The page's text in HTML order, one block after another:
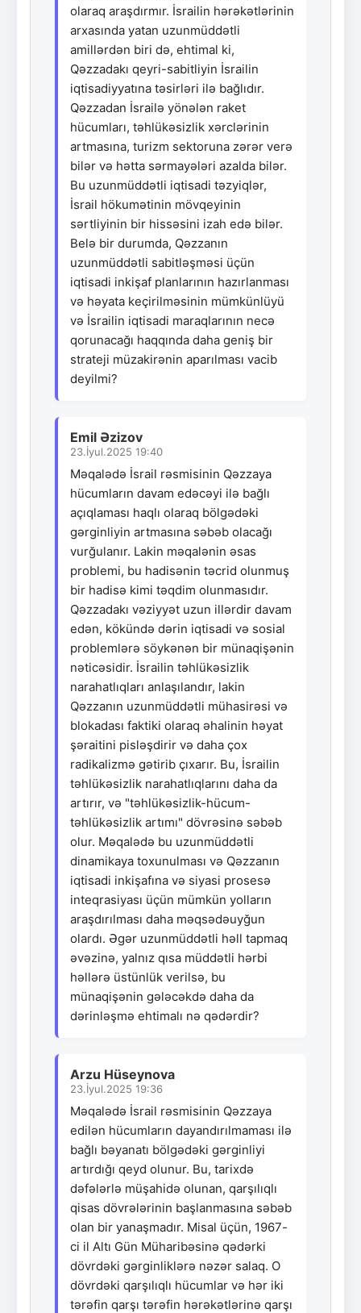
olaraq araşdırmır. İsrailin hərəkətlərinin
arxasında yatan uzunmüddətli
amillərdən biri də, ehtimal ki,
Qəzzadakı qeyri-sabitliyin İsrailin
iqtisadiyyatına təsirləri ilə bağlıdır.
Qəzzadan İsrailə yönələn raket
hücumları, təhlükəsizlik xərclərinin
artmasına, turizm sektoruna zərər verə
bilər və hətta sərmayələri azalda bilər.
Bu uzunmüddətli iqtisadi təzyiqlər,
İsrail hökumətinin mövqeyinin
sərtliyinin bir hissəsini izah edə bilər.
Belə bir durumda, Qəzzanın
uzunmüddətli sabitləşməsi üçün
iqtisadi inkişaf planlarının hazırlanması
və həyata keçirilməsinin mümkünlüyü
və İsrailin iqtisadi maraqlarının necə
qorunacağı haqqında daha geniş bir
strateji müzakirənin aparılması vacib
deyilmi?
Emil Əzizov
23.İyul.2025 19:40
Məqalədə İsrail rəsmisinin Qəzzaya
hücumların davam edəcəyi ilə bağlı
açıqlaması haqlı olaraq bölgədəki
gərginliyin artmasına səbəb olacağı
vurğulanır. Lakin məqalənin əsas
problemi, bu hadisənin təcrid olunmuş
bir hadisə kimi təqdim olunmasıdır.
Qəzzadakı vəziyyət uzun illərdir davam
edən, kökündə dərin iqtisadi və sosial
problemlərə söykənən bir münaqişənin
nəticəsidir. İsrailin təhlükəsizlik
narahatlıqları anlaşılandır, lakin
Qəzzanın uzunmüddətli mühasirəsi və
blokadası faktiki olaraq əhalinin həyat
şəraitini pisləşdirir və daha çox
radikalizmə gətirib çıxarır. Bu, İsrailin
təhlükəsizlik narahatlıqlarını daha da
artırır, və "təhlükəsizlik-hücum-
təhlükəsizlik artımı" dövrəsinə səbəb
olur. Məqalədə bu uzunmüddətli
dinamikaya toxunulması və Qəzzanın
iqtisadi inkişafına və siyasi prosesə
inteqrasiyası üçün mümkün yolların
araşdırılması daha məqsədəuyğun
olardı. Əgər uzunmüddətli həll tapmaq
əvəzinə, yalnız qısa müddətli hərbi
həllərə üstünlük verilsə, bu
münaqişənin gələcəkdə daha da
dərinləşmə ehtimalı nə qədərdir?
Arzu Hüseynova
23.İyul.2025 19:36
Məqalədə İsrail rəsmisinin Qəzzaya
edilən hücumların dayandırılmaması ilə
bağlı bəyanatı bölgədəki gərginliyi
artırdığı qeyd olunur. Bu, tarixdə
dəfələrlə müşahidə olunan, qarşılıqlı
qisas dövrələrinin başlanmasına səbəb
olan bir yanaşmadır. Misal üçün, 1967-
ci il Altı Gün Müharibəsinə qədərki
dövrdəki gərginliklərə nəzər salaq. O
dövrdəki qarşılıqlı hücumlar və hər iki
tərəfin qarşı tərəfin hərəkətlərinə qarşı